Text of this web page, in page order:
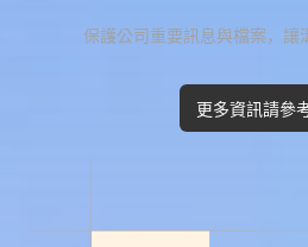
保護公司重要訊息與檔案，讓
更多資訊請參